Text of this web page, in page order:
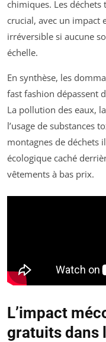
chimiques. Les
crucial, avec un
irréversible si aucune
échelle.
En synthèse, les
fast fashion dépassent
La pollution des eaux,
l’usage de substances
montagnes de déchets
écologique caché
vêtements à bas prix.
L’impact
gratuits dans